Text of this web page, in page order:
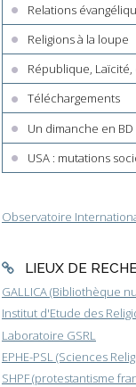
Relations
Religions à la loupe
République,
Téléchargements
Un dimanche en BD
USA : mutations
Observatoire
LIEUX DE
GALLICA (Bibliothèque
Institut d'Etude des
Laboratoire GSRL
EPHE-PSL (Sciences
SHPF (protestantisme